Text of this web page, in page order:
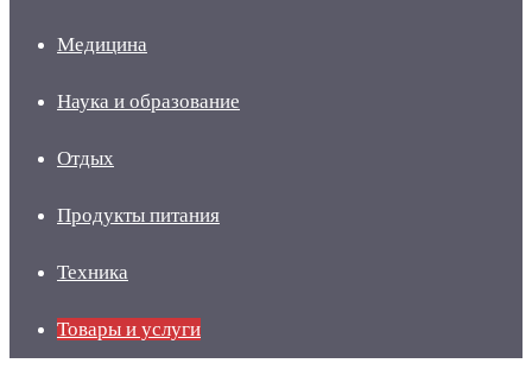
Медицина
Наука и образование
Отдых
Продукты питания
Техника
Товары и услуги